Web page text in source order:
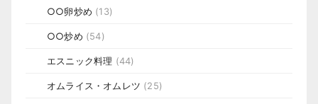
○○卵炒め (13)
○○炒め (54)
エスニック料理 (44)
オムライス・オムレツ (25)